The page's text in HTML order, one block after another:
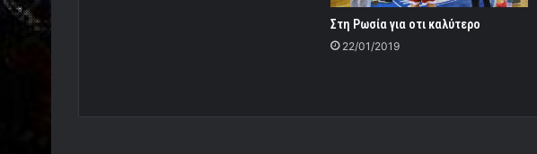
Στη Ρωσία για οτι καλύτερο
22/01/2019